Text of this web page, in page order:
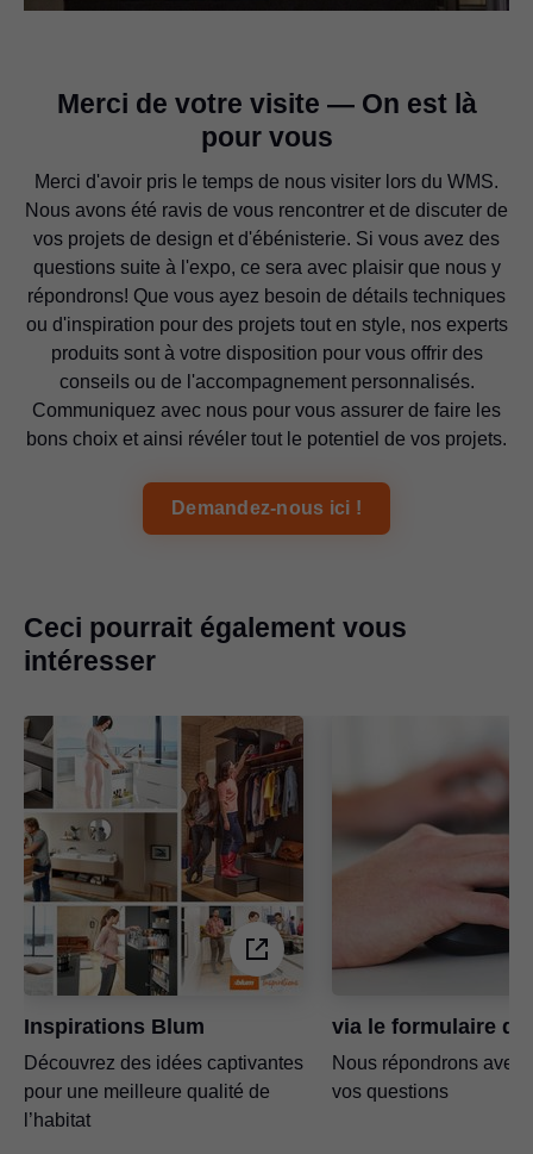
Merci de votre visite — On est là
pour vous
Merci d'avoir pris le temps de nous visiter lors du WMS.
Nous avons été ravis de vous rencontrer et de discuter de
vos projets de design et d'ébénisterie. Si vous avez des
questions suite à l'expo, ce sera avec plaisir que nous y
répondrons! Que vous ayez besoin de détails techniques
ou d'inspiration pour des projets tout en style, nos experts
produits sont à votre disposition pour vous offrir des
conseils ou de l'accompagnement personnalisés.
Communiquez avec nous pour vous assurer de faire les
bons choix et ainsi révéler tout le potentiel de vos projets.
Demandez-nous ici !
Ceci pourrait également vous
intéresser
Inspirations Blum
Découvrez des idées captivantes
pour une meilleure qualité de
l’habitat
via le formulaire
Nous répondrons avec
vos questions